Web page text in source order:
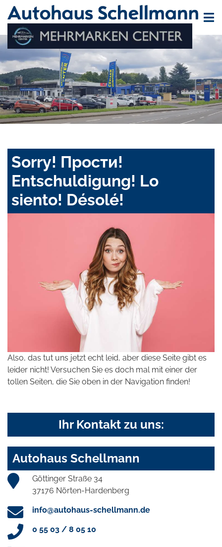
Sorry! Прости!
Entschuldigung! Lo
siento! Désolé!
Also, das tut uns jetzt echt leid, aber diese Seite gibt es
leider nicht! Versuchen Sie es doch mal mit einer der
tollen Seiten, die Sie oben in der Navigation finden!
Ihr Kontakt zu uns:
Autohaus Schellmann
Göttinger Straße 34
37176 Nörten-Hardenberg
info@autohaus-schellmann.de
0 55 03 / 8 05 10